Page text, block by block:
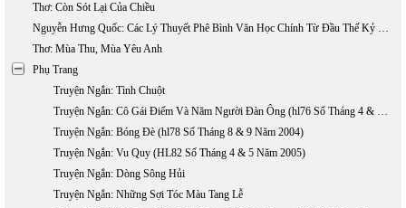
Thơ: Còn Sót Lại Của Chiều
Nguyễn Hưng Quốc: Các Lý Thuyết Phê Bình Văn Học Chính Từ Đầu Thế Kỷ 20 Đến Nay (phần 1)
Thơ: Mùa Thu, Mùa Yêu Anh
Phụ Trang
Truyện Ngắn: Tình Chuột
Truyện Ngắn: Cô Gái Điếm Và Năm Người Đàn Ông (hl76 Số Tháng 4 & 5 Năm 2004)
Truyện Ngắn: Bóng Đè (hl78 Số Tháng 8 & 9 Năm 2004)
Truyện Ngắn: Vu Quy (HL82 Số Tháng 4 & 5 Năm 2005)
Truyện Ngắn: Dòng Sông Hủi
Truyện Ngắn: Những Sợi Tóc Màu Tang Lễ